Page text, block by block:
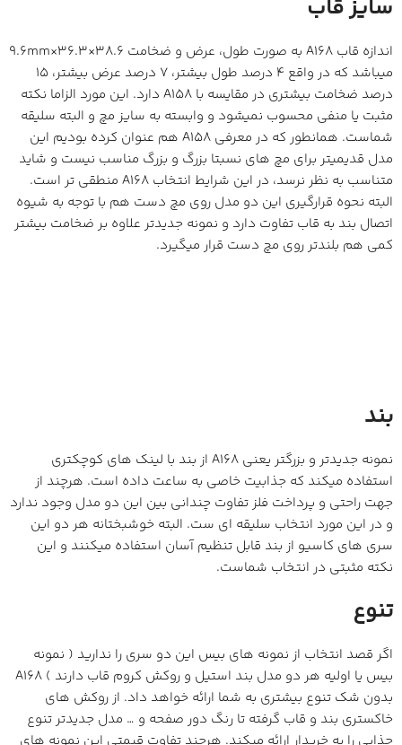
سایز قاب
اندازه قاب A168 به صورت طول، عرض و ضخامت 38.6×36.3×9.6mm
میباشد که در واقع 4 درصد طول بیشتر، 7 درصد عرض بیشتر، 15
درصد ضخامت بیشتری در مقایسه با A158 دارد. این مورد الزاما نکته
مثبت یا منفی محسوب نمیشود و وابسته به سایز مچ و البته سلیقه
شماست. همانطور که در معرفی A158 هم عنوان کرده بودیم این
مدل قدیمیتر برای مچ های نسبتا بزرگ و بزرگ مناسب نیست و شاید
متناسب به نظر نرسد، در این شرایط انتخاب A168 منطقی تر است.
البته نحوه قرارگیری این دو مدل روی مچ دست هم با توجه به شیوه
اتصال بند به قاب تفاوت دارد و نمونه جدیدتر علاوه بر ضخامت بیشتر
کمی هم بلندتر روی مچ دست قرار میگیرد.
و در این مورد انتخاب سلیقه ای ست. البته خوشبختانه هر دو این
نکته مثبتی در انتخاب شماست.
تنوع
اگر قصد انتخاب از نمونه های بیس این دو سری را ندارید ( نمونه
خاکستری بند و قاب گرفته تا رنگ دور صفحه و … مدل جدیدتر تنوع
متنوع هم قابل توجه ست و شاید از ارزش خرید محصول کم کند اما
مجموعا در این مورد هم A168 برتری دارد.
عملکرد